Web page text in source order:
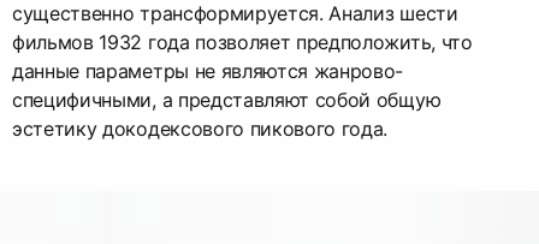
существенно трансформируется. Анализ шести
фильмов 1932 года позволяет предположить, что
данные параметры не являются жанрово-
специфичными, а представляют собой общую
эстетику докодексового пикового года.